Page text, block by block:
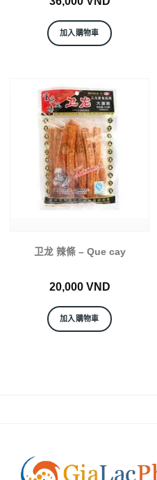
加入購物車
卫龙 辣條 – Que cay
20,000 VND
加入購物車